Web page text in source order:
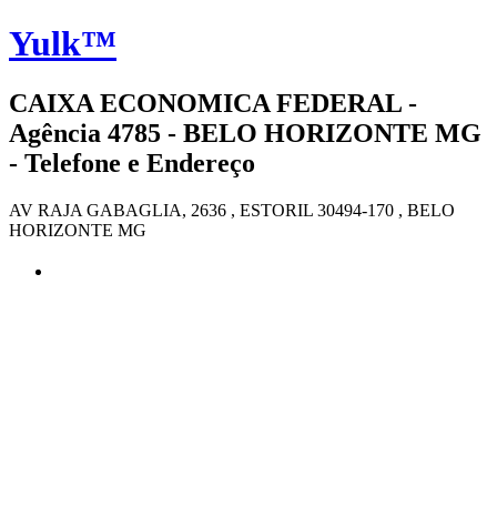
Yulk™
CAIXA ECONOMICA FEDERAL -
Agência 4785 - BELO HORIZONTE MG
- Telefone e Endereço
AV RAJA GABAGLIA, 2636 , ESTORIL 30494-170 , BELO
HORIZONTE MG